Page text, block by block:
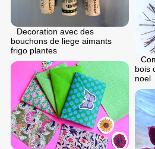
Decoration avec des
bouchons de liege aimants
frigo plantes
bois
noel